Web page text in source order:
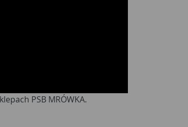
PSB MRÓWKA.